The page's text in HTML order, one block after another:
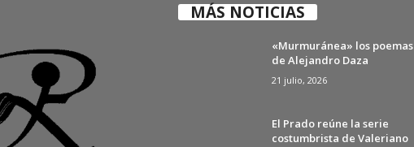
MÁS NOTICIAS
«Murmuránea» los poemas
de Alejandro Daza
21 julio, 2026
El Prado reúne la serie
costumbrista de Valeriano